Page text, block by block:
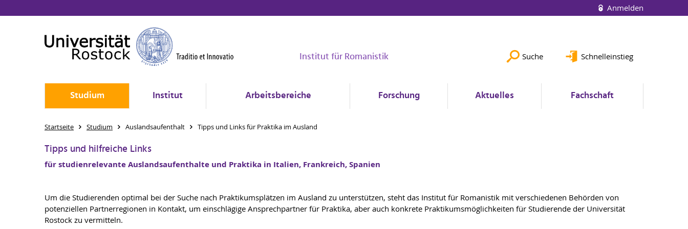
Anmelden
Institut für Romanistik Suche Schnelleinstieg
Studium Institut Arbeitsbereiche Forschung Aktuelles Fachschaft
Startseite Studium Auslandsaufenthalt Tipps und Links für Praktika im Ausland
Tipps und hilfreiche Links
für studienrelevante Auslandsaufenthalte und Praktika in Italien, Frankreich, Spanien
Um die Studierenden optimal bei der Suche nach Praktikumsplätzen im Ausland zu unterstützen, steht das Institut für Romanistik mit verschiedenen Behörden von
potenziellen Partnerregionen in Kontakt, um einschlägige Ansprechpartner für Praktika, aber auch konkrete Praktikumsmöglichkeiten für Studierende der Universität
Rostock zu vermitteln.